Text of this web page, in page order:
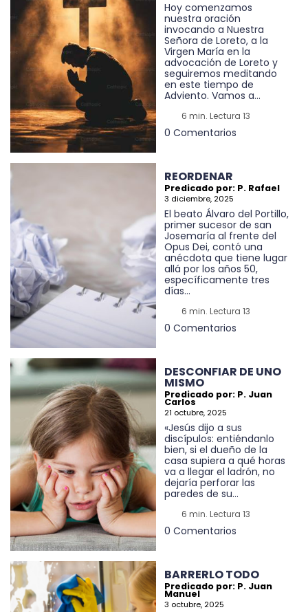
Hoy comenzamos
nuestra oración
invocando a Nuestra
Señora de Loreto, a la
Virgen María en la
advocación de Loreto y
seguiremos meditando
en este tiempo de
Adviento. Vamos a...
6 min. Lectura 13
0 Comentarios
REORDENAR
Predicado por: P. Rafael
3 diciembre, 2025
El beato Álvaro del Portillo,
primer sucesor de san
Josemaría al frente del
Opus Dei, contó una
anécdota que tiene lugar
allá por los años 50,
específicamente tres
días...
6 min. Lectura 13
0 Comentarios
DESCONFIAR DE UNO
MISMO
Predicado por: P. Juan
Carlos
21 octubre, 2025
«Jesús dijo a sus
discípulos: entiéndanlo
bien, si el dueño de la
casa supiera a qué horas
va a llegar el ladrón, no
dejaría perforar las
paredes de su...
6 min. Lectura 13
0 Comentarios
BARRERLO TODO
Predicado por: P. Juan
Manuel
3 octubre, 2025